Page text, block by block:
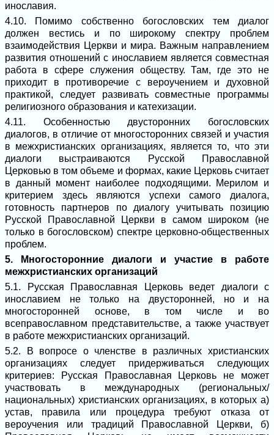
инославия.
4.10. Помимо собственно богословских тем диалог
должен вестись и по широкому спектру проблем
взаимодействия Церкви и мира. Важным направлением
развития отношений с инославием является совместная
работа в сфере служения обществу. Там, где это не
приходит в противоречие с вероучением и духовной
практикой, следует развивать совместные программы
религиозного образования и катехизации.
4.11. Особенностью двусторонних богословских
диалогов, в отличие от многосторонних связей и участия
в межхристианских организациях, является то, что эти
диалоги выстраиваются Русской Православной
Церковью в том объеме и формах, какие Церковь считает
в данный момент наиболее подходящими. Мерилом и
критерием здесь являются успехи самого диалога,
готовность партнеров по диалогу учитывать позицию
Русской Православной Церкви в самом широком (не
только в богословском) спектре церковно-общественных
проблем.
5. Многосторонние диалоги и участие в работе
межхристианских организаций
5.1. Русская Православная Церковь ведет диалоги с
инославием не только на двусторонней, но и на
многосторонней основе, в том числе и во
всеправославном представительстве, а также участвует
в работе межхристианских организаций.
5.2. В вопросе о членстве в различных христианских
организациях следует придерживаться следующих
критериев: Русская Православная Церковь не может
участвовать в международных (региональных/
национальных) христианских организациях, в которых а)
устав, правила или процедура требуют отказа от
вероучения или традиций Православной Церкви, б)